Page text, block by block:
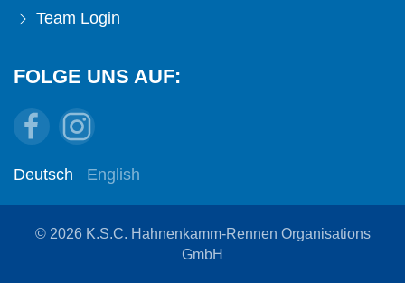
Team Login
FOLGE UNS AUF:
Deutsch English
© 2026 K.S.C. Hahnenkamm-Rennen Organisations
GmbH